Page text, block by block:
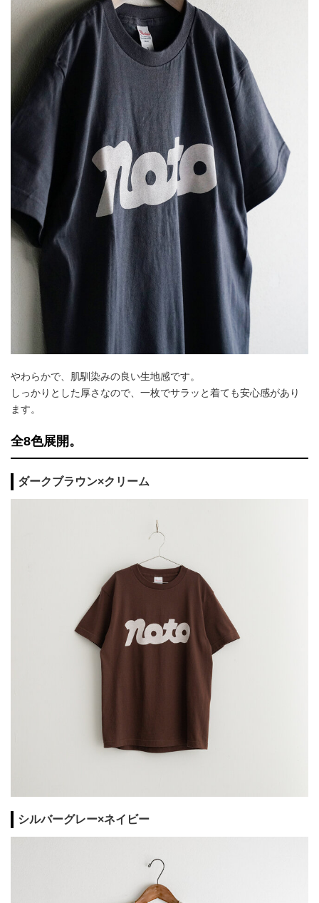
やわらかで、肌馴染みの良い生地感です。
しっかりとした厚さなので、一枚でサラッと着ても安心感があり
ます。
全8色展開。
ダークブラウン×クリーム
シルバーグレー×ネイビー